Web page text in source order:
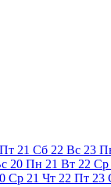
Пт 21 Сб 22 Вс 23
20 Пн 21 Вт 22 Ср
Ср 21 Чт 22 Пт 23